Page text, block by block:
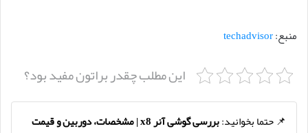
منبع:techadvisor
این مطلب چقدر براتون مفید بود؟
📌 حتما بخوانید:بررسی گوشی آنر x8 | مشخصات، دوربین و قیمت